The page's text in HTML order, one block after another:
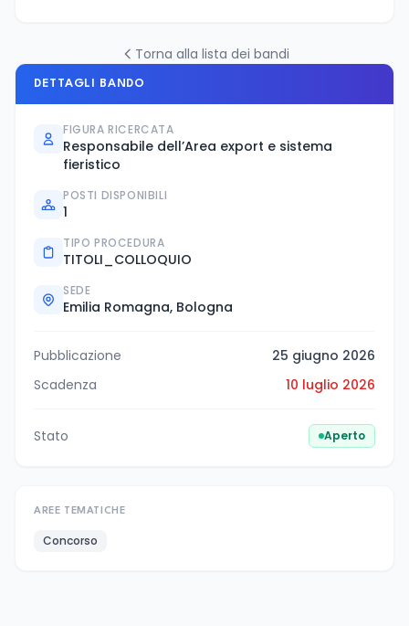
Torna alla lista dei bandi
DETTAGLI BANDO
FIGURA RICERCATA
Responsabile dell’Area export e sistema
fieristico
POSTI DISPONIBILI
1
TIPO PROCEDURA
TITOLI_COLLOQUIO
SEDE
Emilia Romagna, Bologna
Pubblicazione
25 giugno 2026
Scadenza
10 luglio 2026
Stato Aperto
AREE TEMATICHE
Concorso